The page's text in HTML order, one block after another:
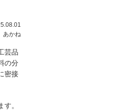
かね
芸品
の分
密接
。